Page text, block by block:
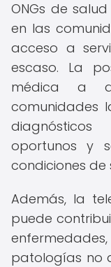
ONGs de
en las
acceso a
escaso. La
médica a
comunidades
oportunos y
condiciones de
Además, la
puede
patologías no